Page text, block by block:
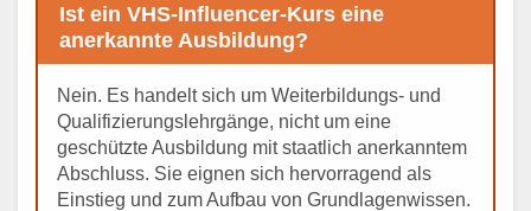
Ist ein VHS-Influencer-Kurs eine
anerkannte Ausbildung?
Nein. Es handelt sich um Weiterbildungs- und
Qualifizierungslehrgänge, nicht um eine
geschützte Ausbildung mit staatlich anerkanntem
Abschluss. Sie eignen sich hervorragend als
Einstieg und zum Aufbau von Grundlagenwissen.